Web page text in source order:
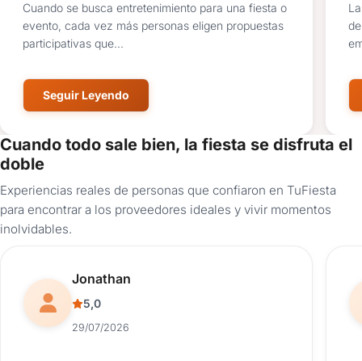
Cuando se busca entretenimiento para una fiesta o
evento, cada vez más personas eligen propuestas
participativas que...
Seguir Leyendo
Cuando todo sale bien, la fiesta se disfruta el
doble
Experiencias reales de personas que confiaron en TuFiesta
para encontrar a los proveedores ideales y vivir momentos
inolvidables.
Reseña de usuario.
Jonathan
5,0
29/07/2026